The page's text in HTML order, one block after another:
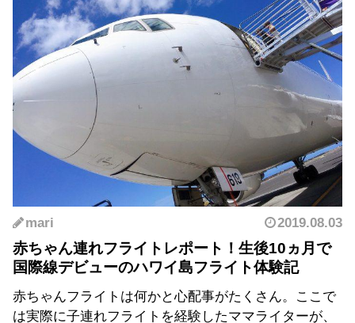
mari 2019.08.03
赤ちゃん連れフライトレポート！生後10ヵ月で
国際線デビューのハワイ島フライト体験記
赤ちゃんフライトは何かと心配事がたくさん。ここで
は実際に子連れフライトを経験したママライターが、